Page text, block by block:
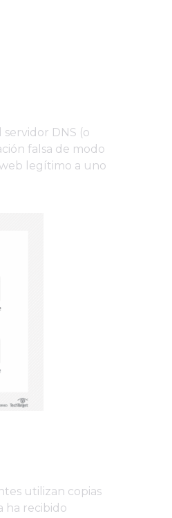
DNS (o
falsa de modo
legítimo a uno
utilizan copias
ha recibido